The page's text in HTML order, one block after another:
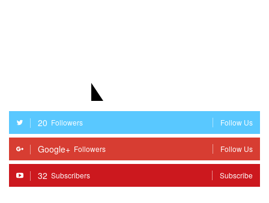
20 Followers Follow Us
Google+ Followers Follow Us
32 Subscribers Subscribe